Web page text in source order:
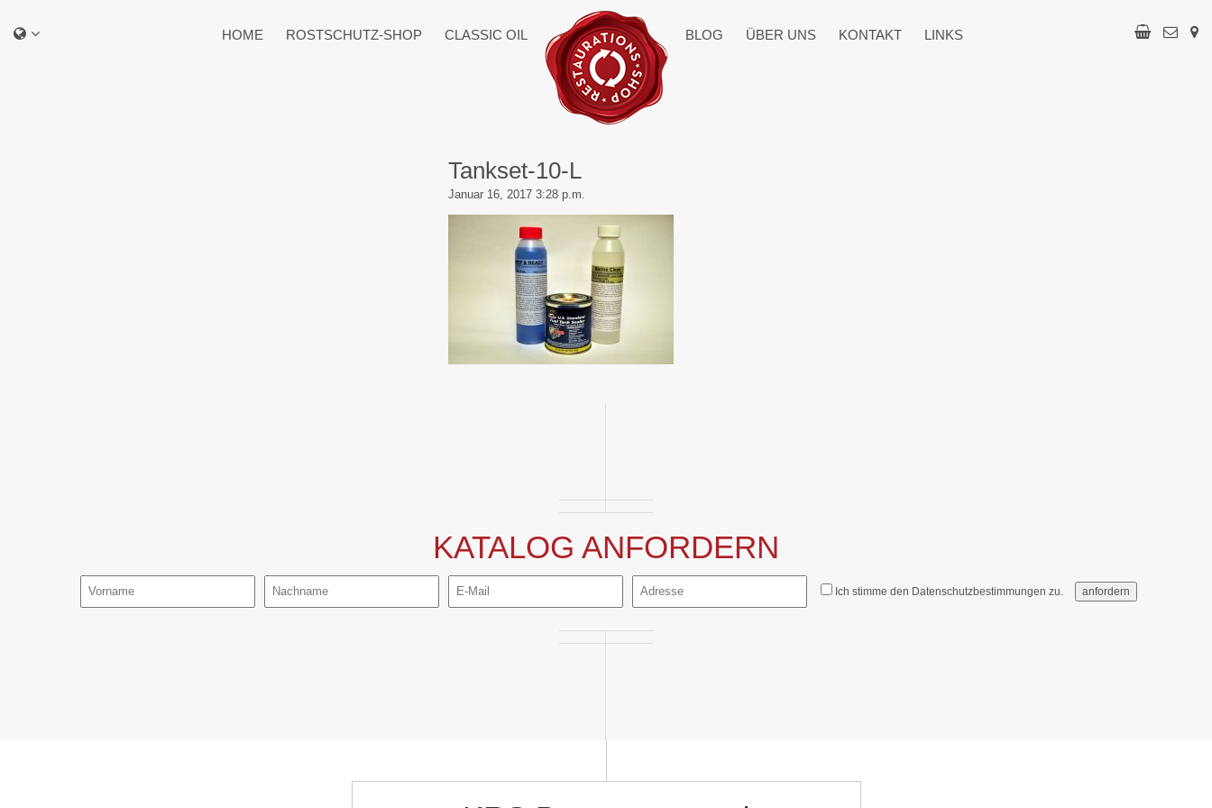
HOME ROSTSCHUTZ-SHOP CLASSIC OIL BLOG ÜBER UNS KONTAKT LINKS
Tankset-10-L
Januar 16, 2017 3:28 p.m.
KATALOG ANFORDERN
Ich stimme den Datenschutzbestimmungen zu. anfordern